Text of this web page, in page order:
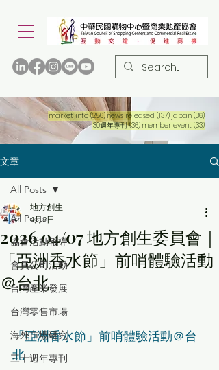
market info (256)256 篇文章
news released (137)137 篇文章
japan (36)36 篇
30週年專刊 (36)36 篇文章
member event (33)33 篇
文章
All Posts
協會活動報導
會員公司活動
台灣產業發展
台灣零售市場
海外市場研究
三十週年專刊
All Posts
2026 04/07 地方創生委員會｜
「亞洲香水節」前哨體驗活動
＠台北
地方創生
4月2日
「亞洲香水節」前哨體驗活動＠台
北